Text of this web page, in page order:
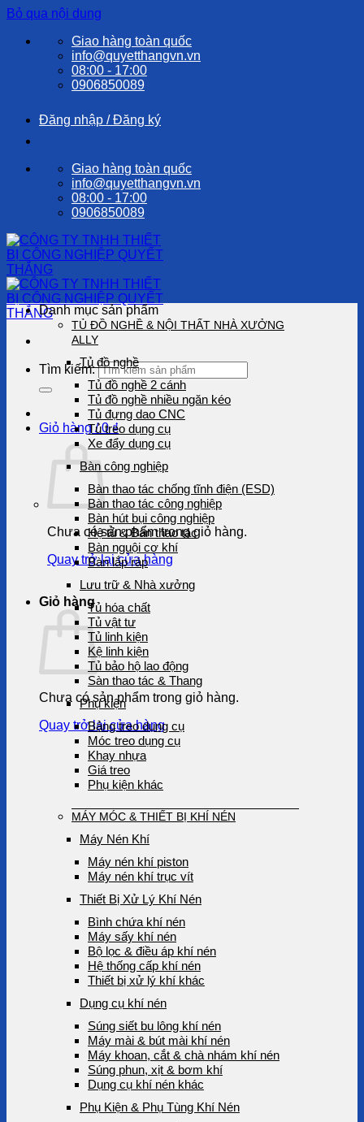
Bỏ qua nội dung
Giao hàng toàn quốc
info@quyetthangvn.vn
08:00 - 17:00
0906850089
Đăng nhập / Đăng ký
Giao hàng toàn quốc
info@quyetthangvn.vn
08:00 - 17:00
0906850089
Tìm kiếm:
Giỏ hàng /0₫
Chưa có sản phẩm trong giỏ hàng.
Quay trở lại cửa hàng
Giỏ hàng
Chưa có sản phẩm trong giỏ hàng.
Quay trở lại cửa hàng
Danh mục sản phẩm
TỦ ĐỒ NGHỀ & NỘI THẤT NHÀ XƯỞNG
ALLY
Tủ đồ nghề
Tủ đồ nghề 2 cánh
Tủ đồ nghề nhiều ngăn kéo
Tủ đựng dao CNC
Tủ treo dụng cụ
Xe đẩy dụng cụ
Bàn công nghiệp
Bàn thao tác chống tĩnh điện (ESD)
Bàn thao tác công nghiệp
Bàn hút bụi công nghiệp
Hệ tủ & Bàn thao tác
Bàn nguội cơ khí
Bàn lắp ráp
Lưu trữ & Nhà xưởng
Tủ hóa chất
Tủ vật tư
Tủ linh kiện
Kệ linh kiện
Tủ bảo hộ lao động
Sàn thao tác & Thang
Phụ kiện
Bảng treo dụng cụ
Móc treo dụng cụ
Khay nhựa
Giá treo
Phụ kiện khác
MÁY MÓC & THIẾT BỊ KHÍ NÉN
Máy Nén Khí
Máy nén khí piston
Máy nén khí trục vít
Thiết Bị Xử Lý Khí Nén
Bình chứa khí nén
Máy sấy khí nén
Bộ lọc & điều áp khí nén
Hệ thống cấp khí nén
Thiết bị xử lý khí khác
Dụng cụ khí nén
Súng siết bu lông khí nén
Máy mài & bút mài khí nén
Máy khoan, cắt & chà nhám khí nén
Súng phun, xịt & bơm khí
Dụng cụ khí nén khác
Phụ Kiện & Phụ Tùng Khí Nén